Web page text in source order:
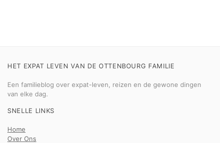
HET EXPAT LEVEN VAN DE OTTENBOURG FAMILIE
Een familieblog over expat-leven, reizen en de gewone dingen
van elke dag.
SNELLE LINKS
Home
Over Ons